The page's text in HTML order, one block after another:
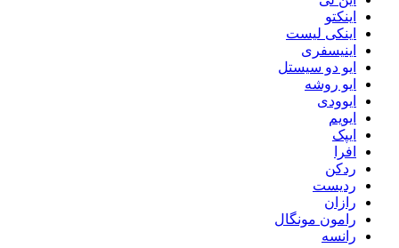
اینکتو
اینکی لیست
اینیسفری
ایو دو سیستل
ایو روشه
ایوودی
ایویم
ایپک
افرا
ردکن
ردیست
رازان
رامون مونگال
رانسه